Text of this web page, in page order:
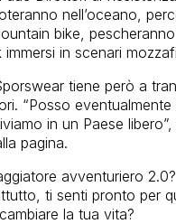
nell’oceano,
bike,
in scenari
tiene però a
“Posso eventualmente
in un Paese
pagina.
avventuriero
ti senti pronto per
la tua vita?